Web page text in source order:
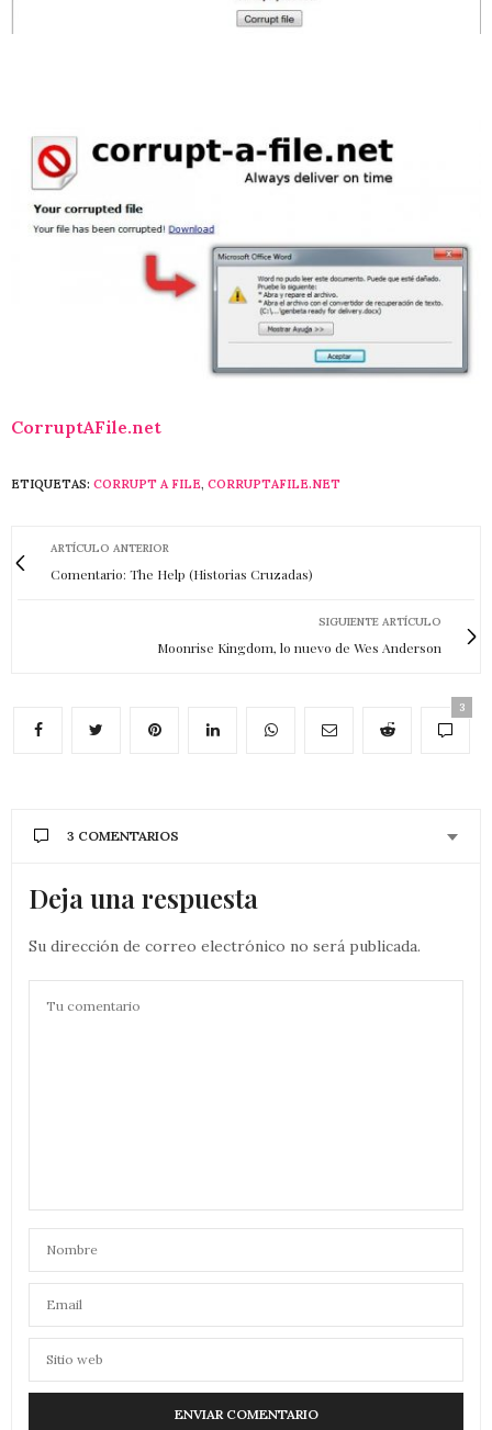
CorruptAFile.net
ETIQUETAS: CORRUPT A FILE, CORRUPTAFILE.NET
ARTÍCULO ANTERIOR
Comentario: The Help (Historias Cruzadas)
SIGUIENTE ARTÍCULO
Moonrise Kingdom, lo nuevo de Wes Anderson
3
3 COMENTARIOS
Deja una respuesta
Su dirección de correo electrónico no será publicada.